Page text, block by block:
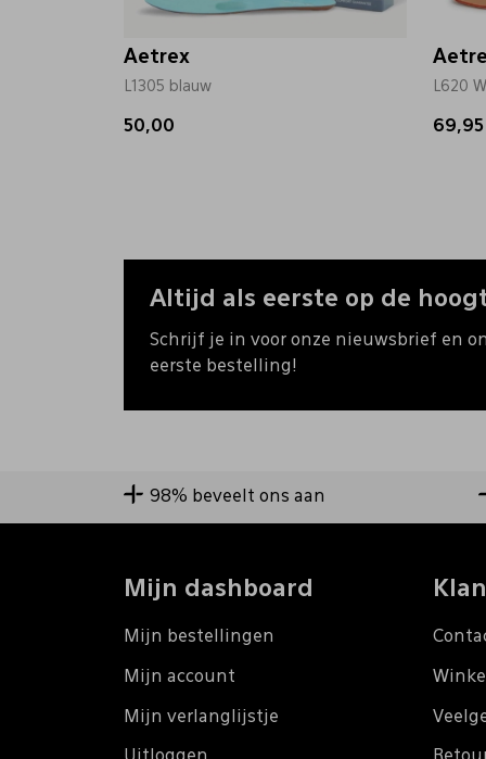
Aetrex
L1305 blauw
50,00
L620
69,95
Altijd als eerste op de
Schrijf je in voor onze nieuwsbrief en
eerste bestelling!
98% beveelt ons aan
Mijn dashboard
Mijn bestellingen
Mijn account
Mijn verlanglijstje